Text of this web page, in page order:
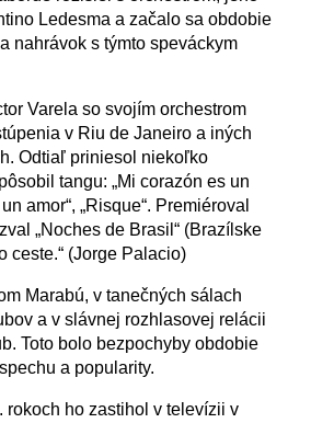
Ledesma a začalo sa obdobie
nahrávok s týmto speváckym
Varela so svojím orchestrom
v Riu de Janeiro a iných
Odtiaľ priniesol niekoľko
tangu: „Mi corazón es un
amor“, „Risque“. Premiéroval
„Noches de Brasil“ (Brazílske
ceste.“ (Jorge Palacio)
Marabú, v tanečných sálach
a v slávnej rozhlasovej relácii
Toto bolo bezpochyby obdobie
a popularity.
rokoch ho zastihol v televízii v